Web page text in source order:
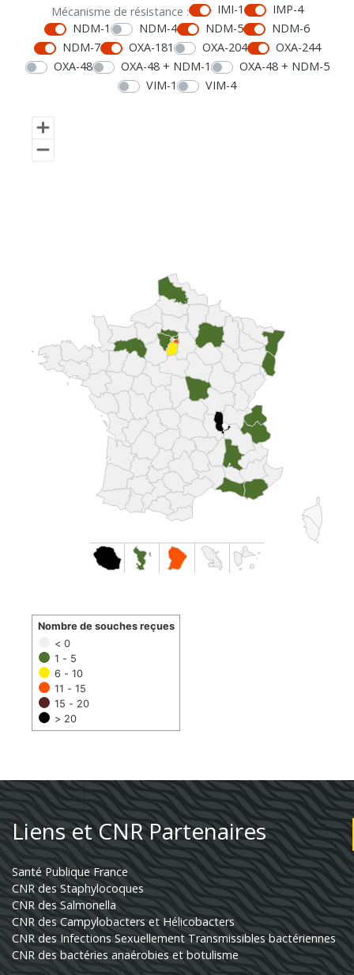
Mécanisme de résistance : IMI-1
IMP-4
NDM-1
NDM-4 NDM-5
NDM-6
NDM-7
OXA-181 OXA-204
OXA-244
OXA-48
OXA-48 + NDM-1
OXA-48 + NDM-5
VIM-1
VIM-4
< 0
1 - 5
6 - 10
11 - 15
15 - 20
> 20
Nombre de souches reçues
Liens et CNR Partenaires
Santé Publique France
CNR des Staphylocoques
CNR des Salmonella
CNR des Campylobacters et Hélicobacters
CNR des Infections Sexuellement Transmissibles bactériennes
CNR des bactéries anaérobies et botulisme